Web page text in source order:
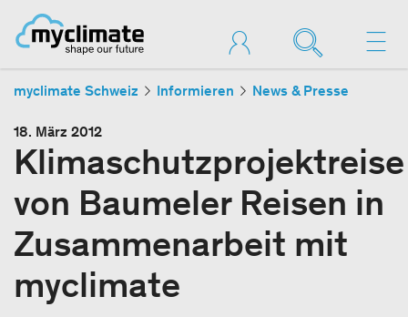
myclimate Schweiz Informieren News & Presse
18. März 2012
Klimaschutzprojektreise
von Baumeler Reisen in
Zusammenarbeit mit
myclimate